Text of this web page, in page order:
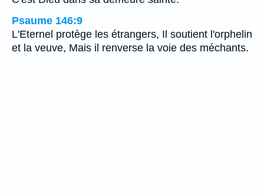
Psaume 146:9
L'Eternel protège les étrangers, Il soutient l'orphelin
et la veuve, Mais il renverse la voie des méchants.